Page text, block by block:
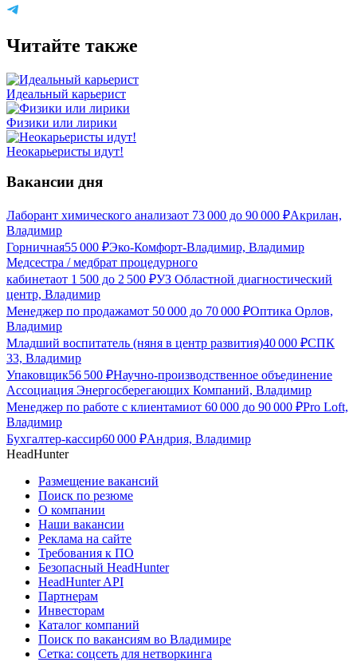
Читайте также
Идеальный карьерист
Физики или лирики
Неокарьеристы идут!
Вакансии дня
Лаборант химического анализаот 73 000 до 90 000 ₽Акрилан,
Владимир
Горничная55 000 ₽Эко-Комфорт-Владимир, Владимир
Медсестра / медбрат процедурного
кабинетаот 1 500 до 2 500 ₽УЗ Областной диагностический
центр, Владимир
Менеджер по продажамот 50 000 до 70 000 ₽Оптика Орлов,
Владимир
Младший воспитатель (няня в центр развития)40 000 ₽СПК
33, Владимир
Упаковщик56 500 ₽Научно-производственное объединение
Ассоциация Энергосберегающих Компаний, Владимир
Менеджер по работе с клиентамиот 60 000 до 90 000 ₽Pro Loft,
Владимир
Бухгалтер-кассир60 000 ₽Андрия, Владимир
HeadHunter
Размещение вакансий
Поиск по резюме
О компании
Наши вакансии
Реклама на сайте
Требования к ПО
Безопасный HeadHunter
HeadHunter API
Партнерам
Инвесторам
Каталог компаний
Поиск по вакансиям во Владимире
Сетка: соцсеть для нетворкинга